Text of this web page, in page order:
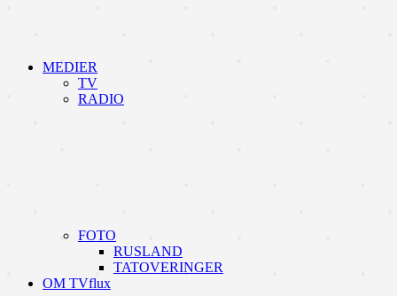
MEDIER
TV
RADIO
FOTO
RUSLAND
TATOVERINGER
OM TVflux